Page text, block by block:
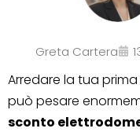
Greta Cartera
Arredare la tua
può pesare
sconto